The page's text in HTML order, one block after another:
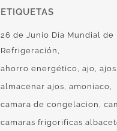
ETIQUETAS
26 de Junio Día Mundial de
Refrigeración
ahorro energético ajo ajos
almacenar ajos amoniaco
camara de congelacion
camaras frigorificas